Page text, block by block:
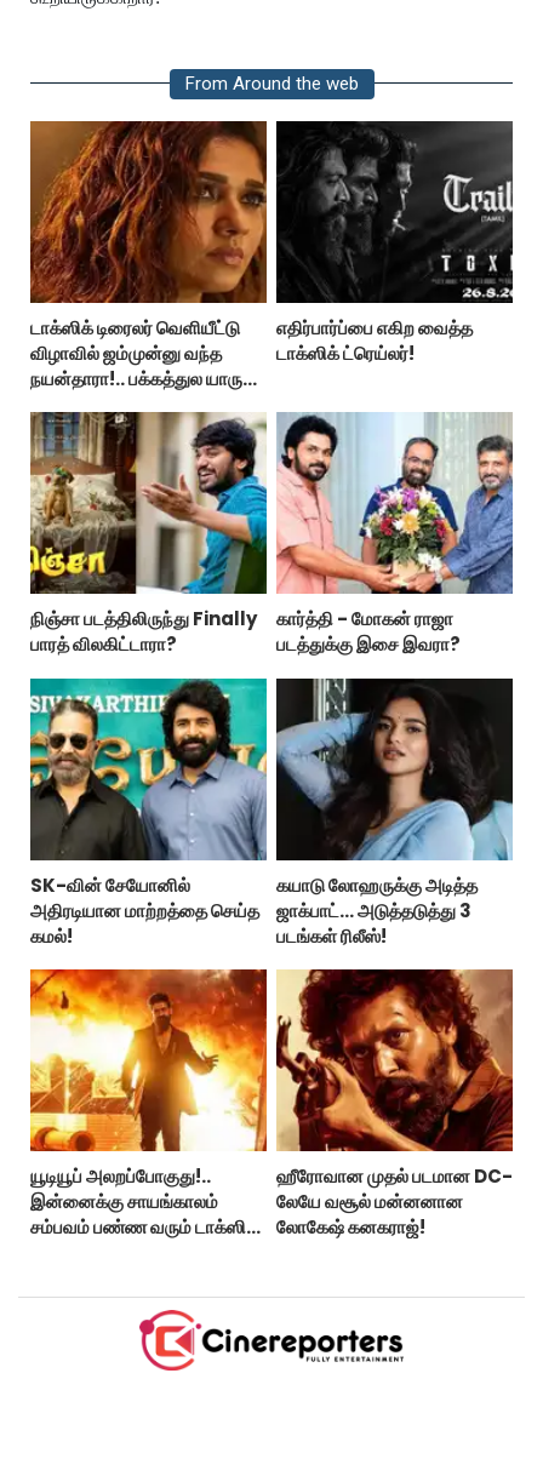
From Around the web
டாக்ஸிக் டிரைலர் வெளியீட்டு
விழாவில் ஜம்முன்னு வந்த
நயன்தாரா!.. பக்கத்துல யாரு
எதிர்பார்ப்பை எகிற வைத்த
டாக்ஸிக் ட்ரெய்லர்!
நிஞ்சா படத்திலிருந்து Finally
பாரத் விலகிட்டாரா?
கார்த்தி - மோகன் ராஜா
படத்துக்கு இசை இவரா?
SK-வின் சேயோனில்
அதிரடியான மாற்றத்தை செய்த
கமல்!
கயாடு லோஹருக்கு அடித்த
ஜாக்பாட்... அடுத்தடுத்து 3
படங்கள் ரிலீஸ்!
யூடியூப் அலறப்போகுது!..
இன்னைக்கு சாயங்காலம்
சம்பவம் பண்ண வரும் டாக்ஸிக்
ஹீரோவான முதல் படமான DC-
லேயே வசூல் மன்னனான
லோகேஷ் கனகராஜ்!